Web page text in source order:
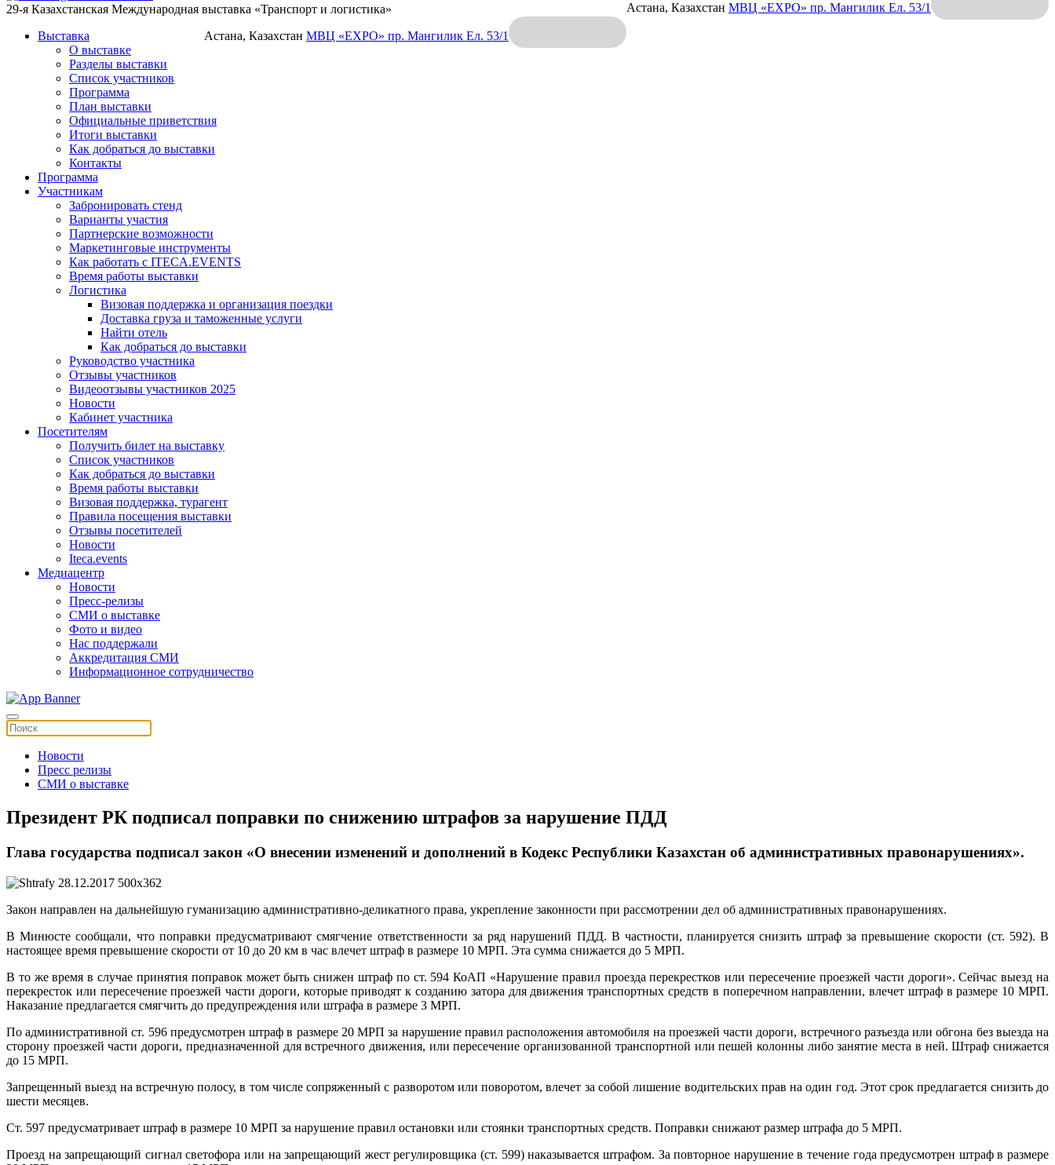
Астана, Казахстан МВЦ «EXPO» пр. Мангилик Ел. 53/1
29-я Казахстанская Международная выставка «Транспорт и логистика»
Астана, Казахстан МВЦ «EXPO» пр. Мангилик Ел. 53/1
Выставка
О выставке
Разделы выставки
Список участников
Программа
План выставки
Официальные приветствия
Итоги выставки
Как добраться до выставки
Контакты
Программа
Участникам
Забронировать стенд
Варианты участия
Партнерские возможности
Маркетинговые инструменты
Как работать с ITECA.EVENTS
Время работы выставки
Логистика
Визовая поддержка и организация поездки
Доставка груза и таможенные услуги
Найти отель
Как добраться до выставки
Руководство участника
Отзывы участников
Видеоотзывы участников 2025
Новости
Кабинет участника
Посетителям
Получить билет на выставку
Список участников
Как добраться до выставки
Время работы выставки
Визовая поддержка, турагент
Правила посещения выставки
Отзывы посетителей
Новости
Iteca.events
Медиацентр
Новости
Пресс-релизы
СМИ о выставке
Фото и видео
Нас поддержали
Аккредитация СМИ
Информационное сотрудничество
Новости
Пресс релизы
СМИ о выставке
Президент РК подписал поправки по снижению штрафов за нарушение ПДД
Глава государства подписал закон «О внесении изменений и дополнений в Кодекс Республики Казахстан об административных правонарушениях».
Закон направлен на дальнейшую гуманизацию административно-деликатного права, укрепление законности при рассмотрении дел об административных правонарушениях.
В Минюсте сообщали, что поправки предусматривают смягчение ответственности за ряд нарушений ПДД. В частности, планируется снизить штраф за превышение скорости (ст. 592). В
настоящее время превышение скорости от 10 до 20 км в час влечет штраф в размере 10 МРП. Эта сумма снижается до 5 МРП.
В то же время в случае принятия поправок может быть снижен штраф по ст. 594 КоАП «Нарушение правил проезда перекрестков или пересечение проезжей части дороги». Сейчас выезд на
перекресток или пересечение проезжей части дороги, которые приводят к созданию затора для движения транспортных средств в поперечном направлении, влечет штраф в размере 10 МРП.
Наказание предлагается смягчить до предупреждения или штрафа в размере 3 МРП.
По административной ст. 596 предусмотрен штраф в размере 20 МРП за нарушение правил расположения автомобиля на проезжей части дороги, встречного разъезда или обгона без выезда на
сторону проезжей части дороги, предназначенной для встречного движения, или пересечение организованной транспортной или пешей колонны либо занятие места в ней. Штраф снижается
до 15 МРП.
Запрещенный выезд на встречную полосу, в том числе сопряженный с разворотом или поворотом, влечет за собой лишение водительских прав на один год. Этот срок предлагается снизить до
шести месяцев.
Ст. 597 предусматривает штраф в размере 10 МРП за нарушение правил остановки или стоянки транспортных средств. Поправки снижают размер штрафа до 5 МРП.
Проезд на запрещающий сигнал светофора или на запрещающий жест регулировщика (ст. 599) наказывается штрафом. За повторное нарушение в течение года предусмотрен штраф в размере